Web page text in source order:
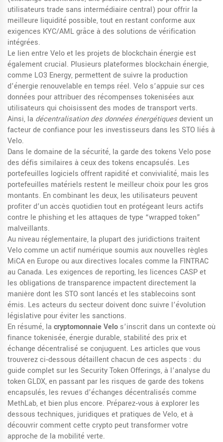
utilisateurs trade sans intermédiaire central) pour offrir la
meilleure liquidité possible, tout en restant conforme aux
exigences KYC/AML grâce à des solutions de vérification
intégrées.
Le lien entre Velo et les projets de blockchain énergie est
également crucial. Plusieurs plateformes blockchain énergie,
comme LO3 Energy, permettent de suivre la production
d’énergie renouvelable en temps réel. Velo s’appuie sur ces
données pour attribuer des récompenses tokenisées aux
utilisateurs qui choisissent des modes de transport verts.
Ainsi, la décentralisation des données énergétiquesdevient un
facteur de confiance pour les investisseurs dans les STO liés à
Velo.
Dans le domaine de la sécurité, la garde des tokens Velo pose
des défis similaires à ceux des tokens encapsulés. Les
portefeuilles logiciels offrent rapidité et convivialité, mais les
portefeuilles matériels restent le meilleur choix pour les gros
montants. En combinant les deux, les utilisateurs peuvent
profiter d’un accès quotidien tout en protégeant leurs actifs
contre le phishing et les attaques de type “wrapped token”
malveillants.
Au niveau réglementaire, la plupart des juridictions traitent
Velo comme un actif numérique soumis aux nouvelles règles
MiCA en Europe ou aux directives locales comme la FINTRAC
au Canada. Les exigences de reporting, les licences CASP et
les obligations de transparence impactent directement la
manière dont les STO sont lancés et les stablecoins sont
émis. Les acteurs du secteur doivent donc suivre l’évolution
législative pour éviter les sanctions.
En résumé, la cryptomonnaie Velo s’inscrit dans un contexte où
finance tokenisée, énergie durable, stabilité des prix et
échange décentralisé se conjuguent. Les articles que vous
trouverez ci‑dessous détaillent chacun de ces aspects : du
guide complet sur les Security Token Offerings, à l’analyse du
token GLDX, en passant par les risques de garde des tokens
encapsulés, les revues d’échanges décentralisés comme
MethLab, et bien plus encore. Préparez‑vous à explorer les
dessous techniques, juridiques et pratiques de Velo, et à
découvrir comment cette crypto peut transformer votre
approche de la mobilité verte.